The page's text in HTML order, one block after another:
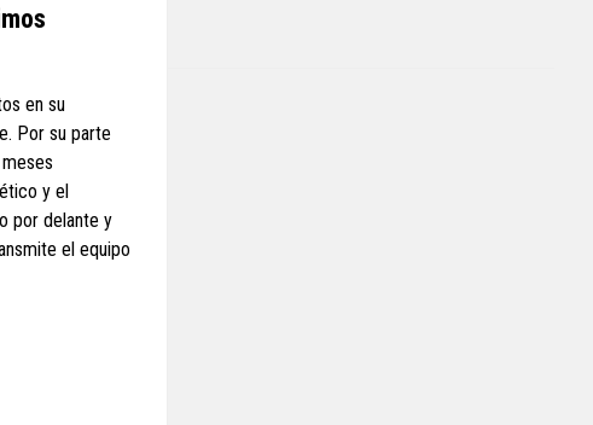
en su
Por su parte
y el
por delante y
el equipo